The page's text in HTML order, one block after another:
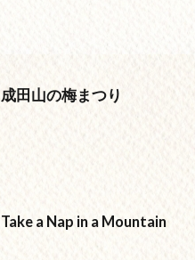
成田山の梅まつり
Take a Nap in a Mountain